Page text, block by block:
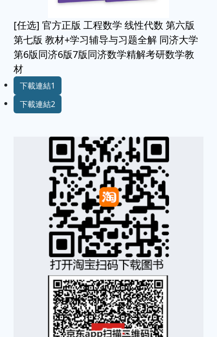
[任选] 官方正版 工程数学 线性代数 第六版
第七版 教材+学习辅导与习题全解 同济大学
第6版同济6版7版同济数学精解考研数学教
材
下載連結1
下載連結2